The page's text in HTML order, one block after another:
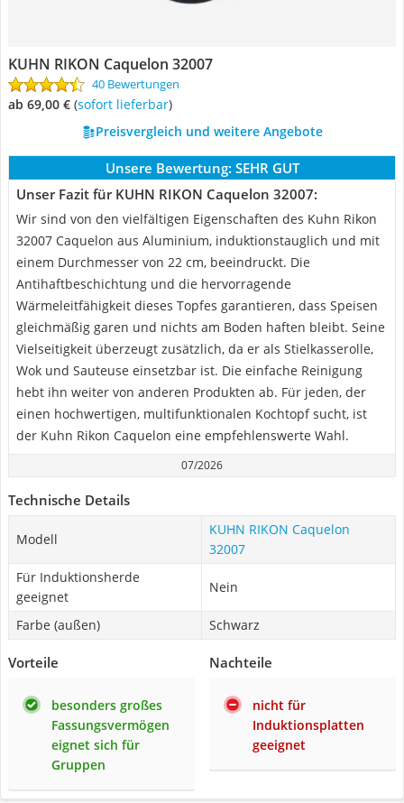
KUHN RIKON Caquelon 32007
40 Bewertungen
ab 69,00 € ( Sofort lieferbar)
Preisvergleich und weitere Angebote
Unsere Bewertung: SEHR GUT
Unser Fazit für KUHN RIKON Caquelon 32007:
Wir sind von den vielfältigen Eigenschaften des Kuhn Rikon
32007 Caquelon aus Aluminium, induktionstauglich und mit
einem Durchmesser von 22 cm, beeindruckt. Die
Antihaftbeschichtung und die hervorragende
Wärmeleitfähigkeit dieses Topfes garantieren, dass Speisen
gleichmäßig garen und nichts am Boden haften bleibt. Seine
Vielseitigkeit überzeugt zusätzlich, da er als Stielkasserolle,
Wok und Sauteuse einsetzbar ist. Die einfache Reinigung
hebt ihn weiter von anderen Produkten ab. Für jeden, der
einen hochwertigen, multifunktionalen Kochtopf sucht, ist
der Kuhn Rikon Caquelon eine empfehlenswerte Wahl.
07/2026
Technische Details
Modell
KUHN RIKON Caquelon
32007
Für Induktionsherde
geeignet
Nein
Farbe (außen) Schwarz
Vorteile
besonders großes
Fassungsvermögen
eignet sich für
Gruppen
Nachteile
nicht für
Induktionsplatten
geeignet